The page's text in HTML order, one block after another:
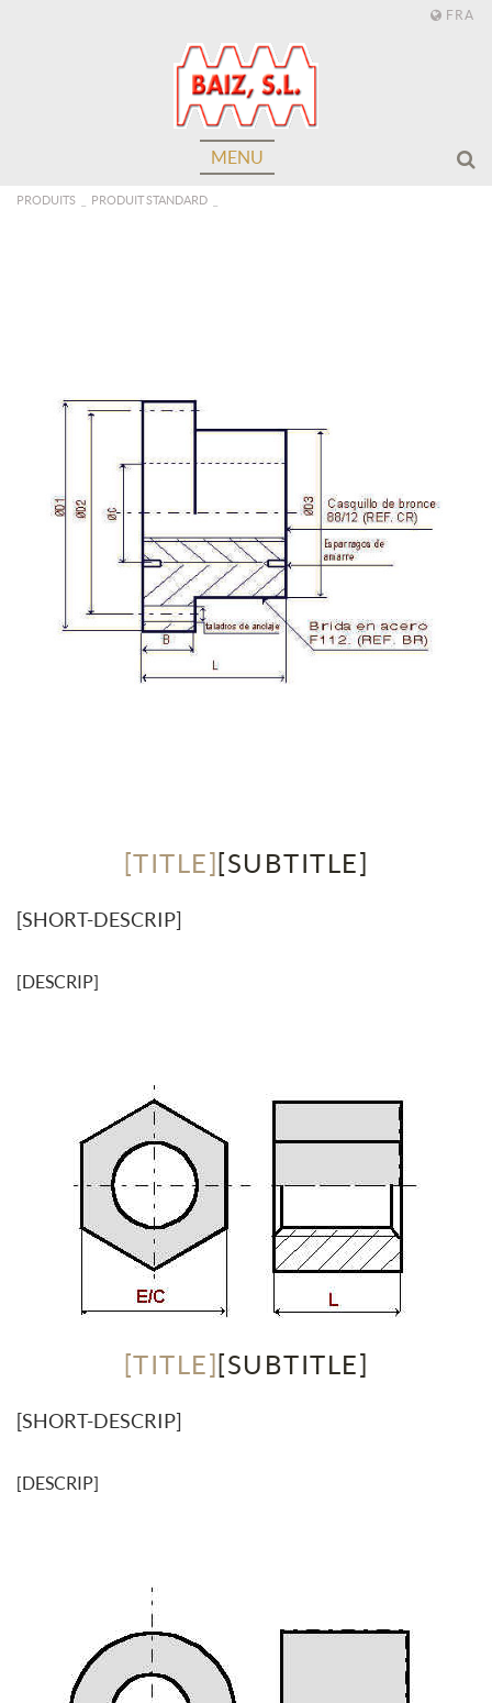
FRA
MENU
PRODUITS PRODUIT STANDARD
[TITLE] [SUBTITLE]
[SHORT-DESCRIP]
[DESCRIP]
[TITLE] [SUBTITLE]
[SHORT-DESCRIP]
[DESCRIP]